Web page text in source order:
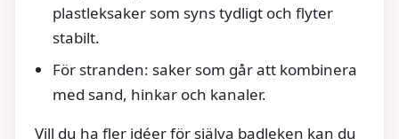
plastleksaker som syns tydligt och flyter
stabilt.
För stranden: saker som går att kombinera
med sand, hinkar och kanaler.
Vill du ha fler idéer för själva badleken kan du